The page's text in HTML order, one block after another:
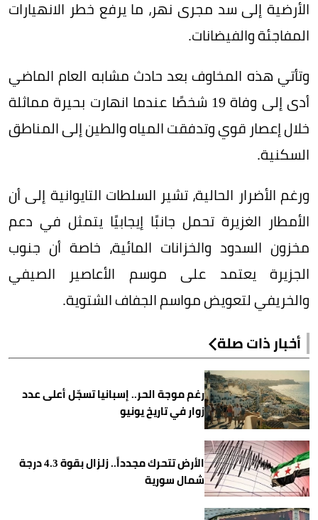
الأرضية إلى سد مجرى نهر، ما يرفع خطر الانهيارات
المفاجئة والفيضانات.
وتأتي هذه المخاوف بعد حادث مشابه العام الماضي
أدى إلى وفاة 19 شخصًا عندما انهارت بحيرة مماثلة
خلال إعصار قوي وتدفقت المياه والطين إلى المناطق
السكنية.
ورغم الأضرار الحالية، تشير السلطات التايوانية إلى أن
الأمطار الغزيرة تحمل جانبًا إيجابيًا يتمثل في دعم
مخزون السدود والخزانات المائية، خاصة أن جنوب
الجزيرة يعتمد على موسم الأعاصير الصيفي
والخريفي لتعويض مواسم الجفاف الشتوية.
أخبار ذات صلة
رغم موجة الحر.. إسبانيا تسجّل أعلى عدد
زوار في تاريخ يونيو
الأرض تتحرك مجدداً.. زلزال بقوة 4.3 درجة
شمال سورية